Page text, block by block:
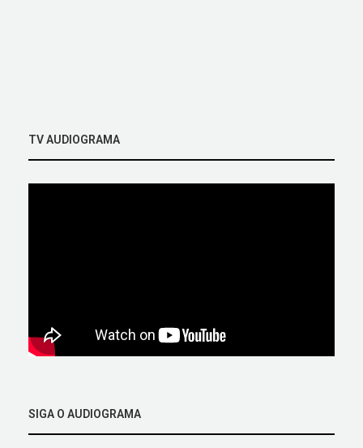
TV AUDIOGRAMA
SIGA O AUDIOGRAMA